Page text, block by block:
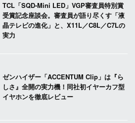
TCL「SQD-Mini LED」VGP審査員特別賞
受賞記念座談会。審査員が語り尽くす「液
晶テレビの進化」と、X11L／C8L／C7Lの
実力
ゼンハイザー「ACCENTUM Clip」は『ら
しさ』全開の実力機！同社初イヤーカフ型
イヤホンを徹底レビュー